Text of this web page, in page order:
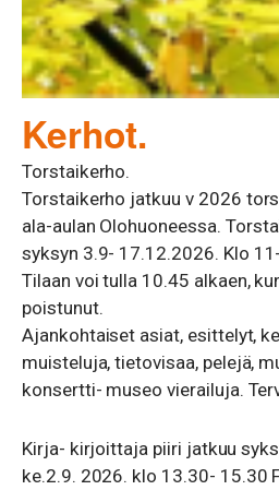
Kerhot.
Torstaikerho.
Torstaikerho jatkuu v 2026
ala-aulan Olohuoneessa.
syksyn 3.9- 17.12.2026. Klo
Tilaan voi tulla 10.45 alkaen,
poistunut.
Ajankohtaiset asiat, esittelyt,
muisteluja, tietovisaa, pelejä,
konsertti- museo vierailuja.
Kirja- kirjoittaja piiri jatkuu
ke.2.9. 2026. klo 13.30- 15.30